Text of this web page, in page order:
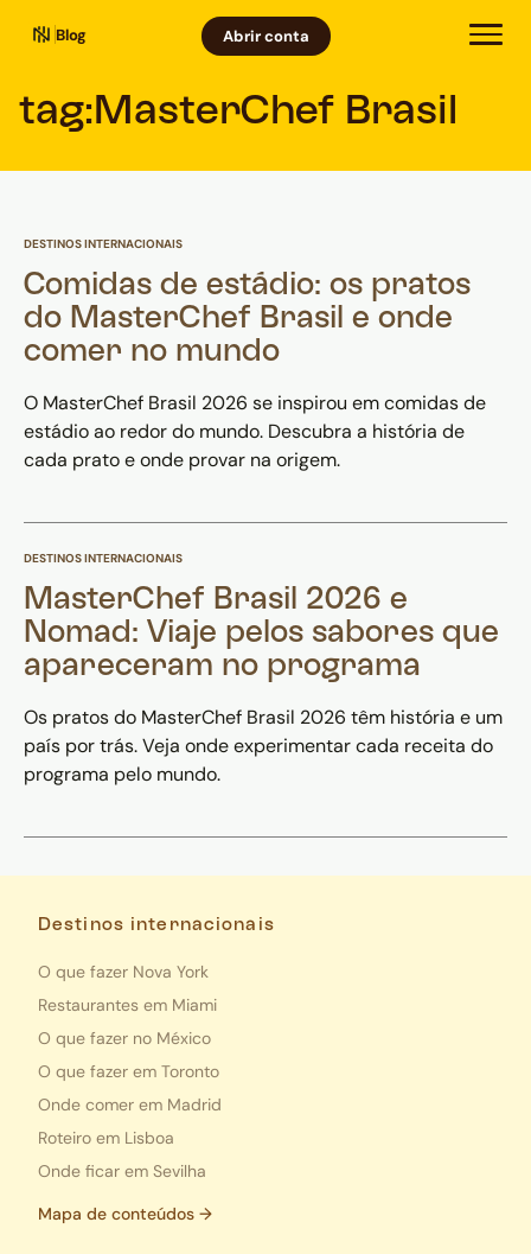
Blog Abrir conta
tag: MasterChef Brasil
DESTINOS INTERNACIONAIS
Comidas de estádio: os pratos
do MasterChef Brasil e onde
comer no mundo
O MasterChef Brasil 2026 se inspirou em comidas de
estádio ao redor do mundo. Descubra a história de
cada prato e onde provar na origem.
DESTINOS INTERNACIONAIS
MasterChef Brasil 2026 e
Nomad: Viaje pelos sabores que
apareceram no programa
Os pratos do MasterChef Brasil 2026 têm história e um
país por trás. Veja onde experimentar cada receita do
programa pelo mundo.
Destinos internacionais
O que fazer Nova York
Restaurantes em Miami
O que fazer no México
O que fazer em Toronto
Onde comer em Madrid
Roteiro em Lisboa
Onde ficar em Sevilha
Mapa de conteúdos →